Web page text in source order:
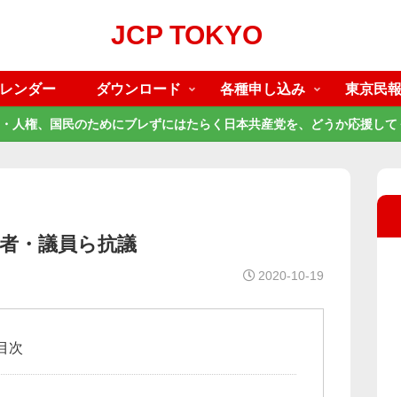
JCP TOKYO
ンダー ダウンロード 各種申し込み 東京民報
人権、国民のためにブレずにはたらく日本共産党を、どうか応援して
・議員ら抗議
2020-10-19
次